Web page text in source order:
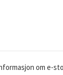
om e-